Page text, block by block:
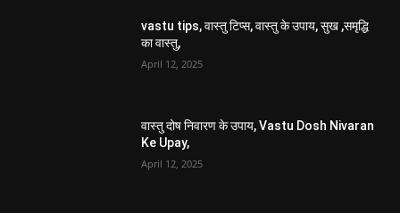
vastu tips, वास्तु टिप्स, वास्तु के उपाय, सुख ,समृद्धि
का वास्तु,
April 12, 2025
वास्तु दोष निवारण के उपाय, Vastu Dosh Nivaran
Ke Upay,
April 12, 2025